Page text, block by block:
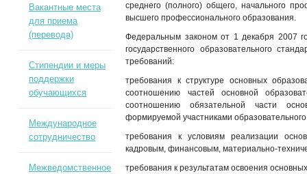
среднего (полного) общего, начального
высшего профессионального образования.
Федеральным законом от 1 декабря 2007
государственного образовательного
требований:
требования к структуре основных
соотношению частей основной
соотношению обязательной части
формируемой участниками
требования к условиям реализации
кадровым, финансовым, материально-
требования к результатам освоения
Вакантные места
для приема
(перевода)
Стипендии и меры
поддержки
обучающихся
Международное
сотрудничество
Межведомственное